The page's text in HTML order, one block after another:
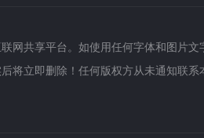
网共享平台。如使用任何字体和图片
将立即删除！任何版权方从未通知联